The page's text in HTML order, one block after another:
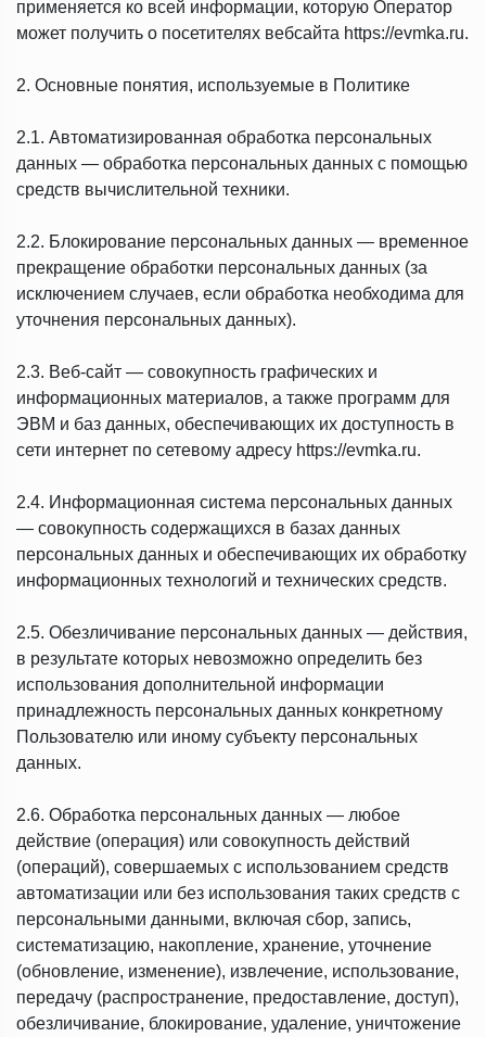
применяется ко всей информации, которую Оператор
может получить о посетителях вебсайта https://evmka.ru.
2. Основные понятия, используемые в Политике
2.1. Автоматизированная обработка персональных
данных — обработка персональных данных с помощью
средств вычислительной техники.
2.2. Блокирование персональных данных — временное
прекращение обработки персональных данных (за
исключением случаев, если обработка необходима для
уточнения персональных данных).
2.3. Веб-сайт — совокупность графических и
информационных материалов, а также программ для
ЭВМ и баз данных, обеспечивающих их доступность в
сети интернет по сетевому адресу https://evmka.ru.
2.4. Информационная система персональных данных
— совокупность содержащихся в базах данных
персональных данных и обеспечивающих их обработку
информационных технологий и технических средств.
2.5. Обезличивание персональных данных — действия,
в результате которых невозможно определить без
использования дополнительной информации
принадлежность персональных данных конкретному
Пользователю или иному субъекту персональных
данных.
2.6. Обработка персональных данных — любое
действие (операция) или совокупность действий
(операций), совершаемых с использованием средств
автоматизации или без использования таких средств с
персональными данными, включая сбор, запись,
систематизацию, накопление, хранение, уточнение
(обновление, изменение), извлечение, использование,
передачу (распространение, предоставление, доступ),
обезличивание, блокирование, удаление, уничтожение